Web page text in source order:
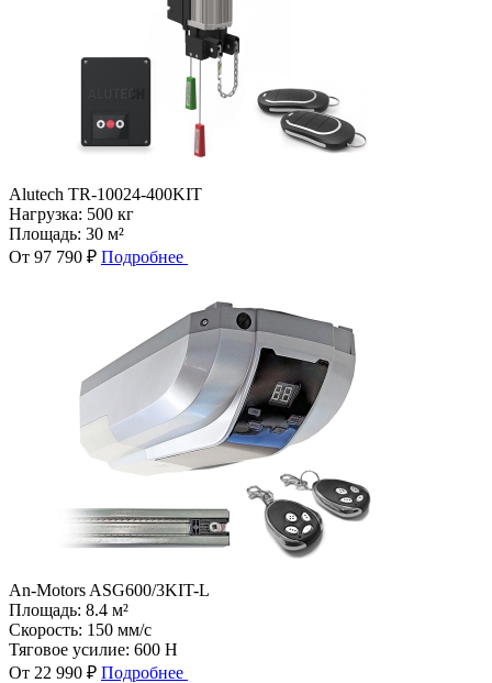
Alutech TR-10024-400KIT
Нагрузка: 500 кг
Площадь: 30 м²
От 97 790 ₽ Подробнее
An-Motors ASG600/3KIT-L
Площадь: 8.4 м²
Скорость: 150 мм/с
Тяговое усилие: 600 Н
От 22 990 ₽ Подробнее